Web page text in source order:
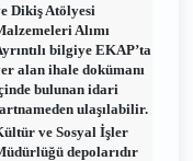
Dikiş Atölyesi
Alımı
bilgiye EKAP’ta
alan ihale dokümanı
bulunan idari
ulaşılabilir.
ve Sosyal İşler
depolarıdır